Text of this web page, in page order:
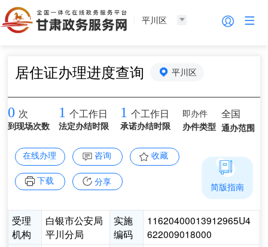
平川区
居住证办理进度查询 平川区
0 次
到现场次数
1 个工作日
法定办结时限
1 个工作日
承诺办结时限
即办件
办件类型
全国
通办范围
在线办理 咨询 收藏
下载 分享
受理
机构
白银市公安局
平川分局
实施
编码
11620400013912965U4
622009018000
简版指南